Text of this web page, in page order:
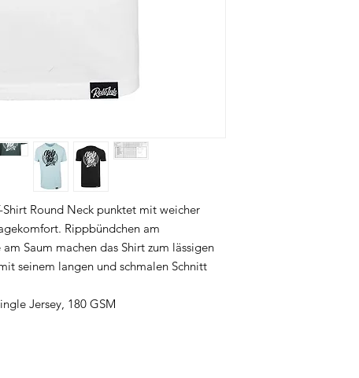
Shirt Round Neck punktet mit weicher
Rippbündchen am
Saum machen das Shirt zum lässigen
seinem langen und schmalen Schnitt
Jersey, 180 GSM